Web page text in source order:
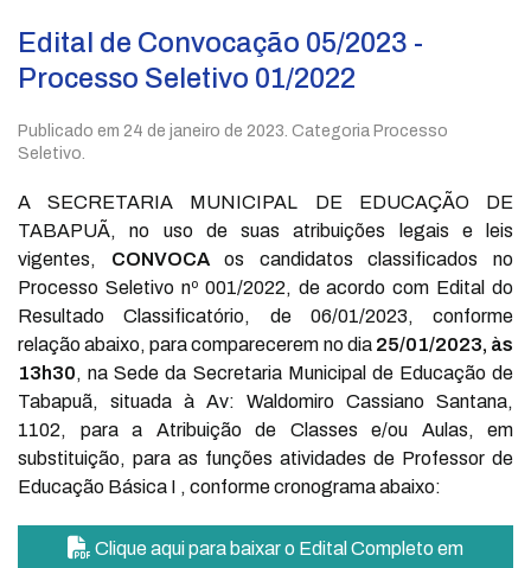
Edital de Convocação 05/2023 -
Processo Seletivo 01/2022
Publicado em 24 de janeiro de 2023 . Categoria Processo
Seletivo.
A SECRETARIA MUNICIPAL DE EDUCAÇÃO DE
TABAPUÃ, no uso de suas atribuições legais e leis
vigentes, CONVOCAos candidatos classificados no
Processo Seletivo nº 001/2022, de acordo com Edital do
Resultado Classificatório, de 06/01/2023, conforme
relação abaixo, para comparecerem no dia 25/01/2023, às
13h30, na Sede da Secretaria Municipal de Educação de
Tabapuã, situada à Av: Waldomiro Cassiano Santana,
1102, para a Atribuição de Classes e/ou Aulas, em
substituição, para as funções atividades de Professor de
Educação Básica I , conforme cronograma abaixo:
Clique aqui para baixar o Edital Completo em